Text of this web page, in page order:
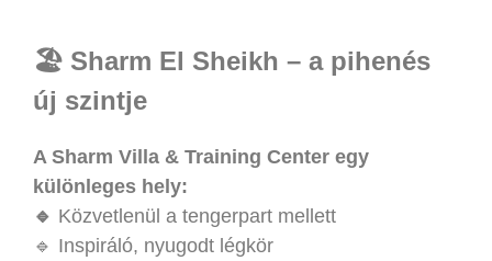
🏖️ Sharm El Sheikh – a pihenés
új szintje
A Sharm Villa & Training Center egy
különleges hely:
🔹 Közvetlenül a tengerpart mellett
🔹 Inspiráló, nyugodt légkör